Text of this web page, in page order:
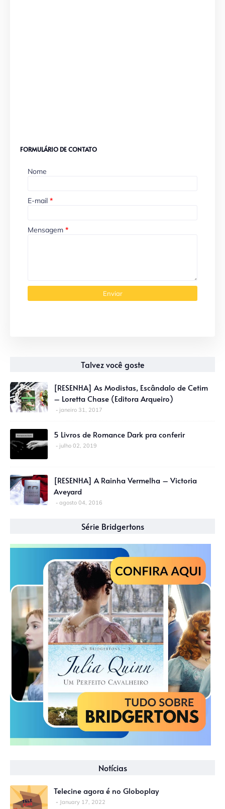
FORMULÁRIO DE CONTATO
Nome
E-mail *
Mensagem *
Talvez você goste
[RESENHA] As Modistas, Escândalo de Cetim
– Loretta Chase (Editora Arqueiro)
janeiro 31, 2017
5 Livros de Romance Dark pra conferir
julho 02, 2019
[RESENHA] A Rainha Vermelha – Victoria
Aveyard
agosto 04, 2016
Série Bridgertons
Notícias
Telecine agora é no Globoplay
January 17, 2022